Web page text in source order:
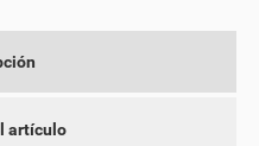
artículo